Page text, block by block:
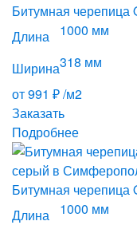
Битумная черепица
Длина
1000 мм
Ширина318 мм
от 991 ₽ /м2
Заказать
Подробнее
Битумная черепица
Длина
1000 мм